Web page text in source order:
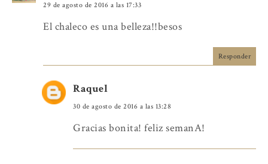
29 de agosto de 2016 a las 17:33
El chaleco es una belleza!!besos
Responder
Raquel
30 de agosto de 2016 a las 13:28
Gracias bonita! feliz semanA!